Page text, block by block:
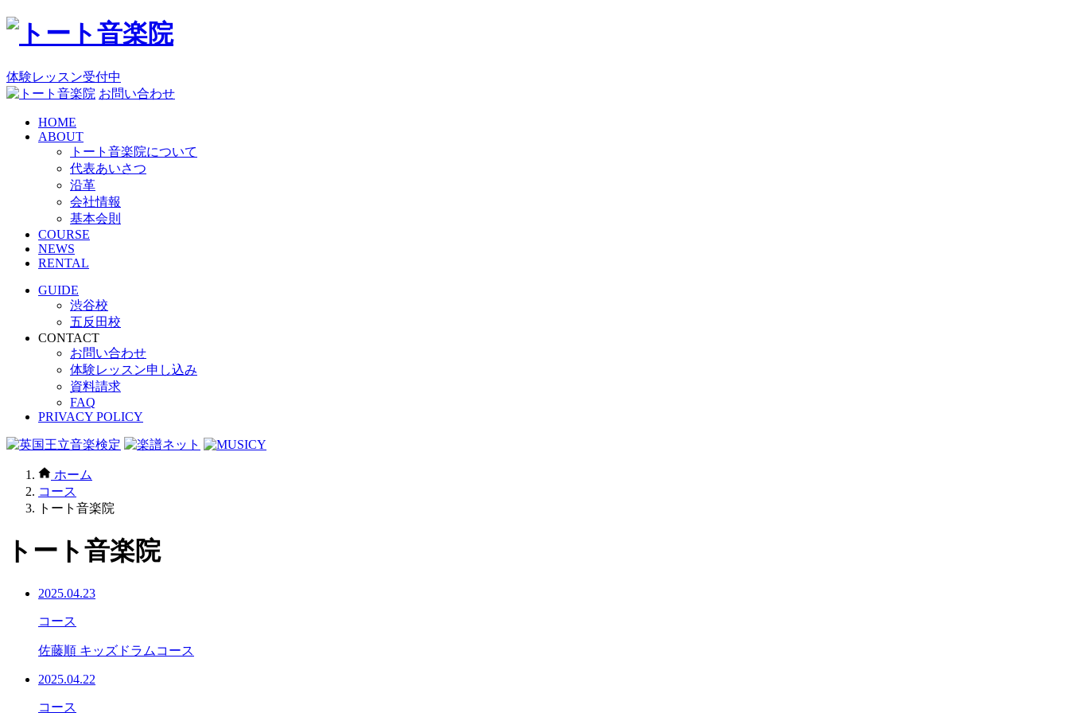
コ
ン
ツ
体験レッスン受付中
お問い合わせ
HOME
ABOUT
トート音楽院について
代表あいさつ
沿革
会社情報
基本会則
COURSE
NEWS
RENTAL
GUIDE
渋谷校
五反田校
CONTACT
お問い合わせ
体験レッスン申し込み
資料請求
FAQ
PRIVACY POLICY
ホーム
コース
トート音楽院
トート音楽院
2025.04.23
コース
佐藤順 キッズドラムコース
2025.04.22
コース